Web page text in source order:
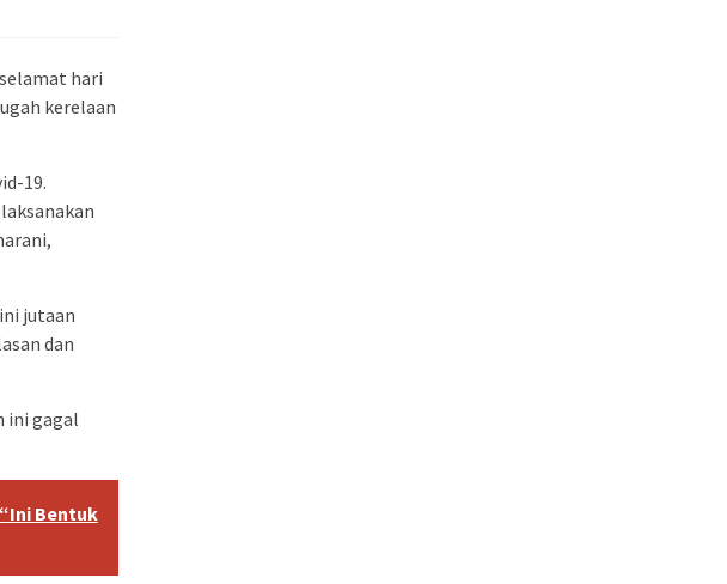
hari
kerelaan
19.
jutaan
dan
ini gagal
Bentuk